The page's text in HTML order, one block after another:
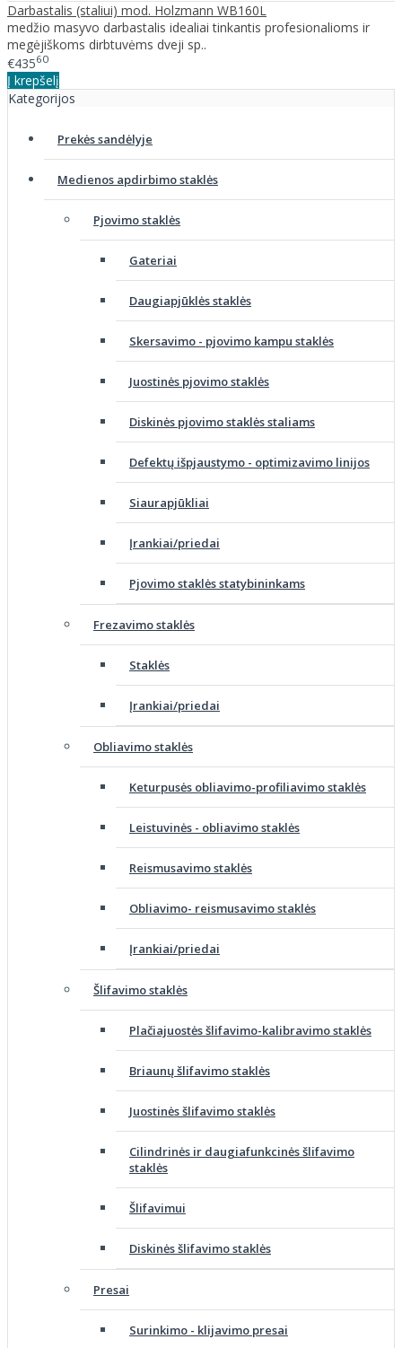
Darbastalis (staliui) mod. Holzmann WB160L
medžio masyvo darbastalis idealiai tinkantis profesionalioms ir
megėjiškoms dirbtuvėms dveji sp..
€43560
Į krepšelį
Kategorijos
Prekės sandėlyje
Medienos apdirbimo staklės
Pjovimo staklės
Gateriai
Daugiapjūklės staklės
Skersavimo - pjovimo kampu staklės
Juostinės pjovimo staklės
Diskinės pjovimo staklės staliams
Defektų išpjaustymo - optimizavimo linijos
Siaurapjūkliai
Įrankiai/priedai
Pjovimo staklės statybininkams
Frezavimo staklės
Staklės
Įrankiai/priedai
Obliavimo staklės
Keturpusės obliavimo-profiliavimo staklės
Leistuvinės - obliavimo staklės
Reismusavimo staklės
Obliavimo- reismusavimo staklės
Įrankiai/priedai
Šlifavimo staklės
Plačiajuostės šlifavimo-kalibravimo staklės
Briaunų šlifavimo staklės
Juostinės šlifavimo staklės
Cilindrinės ir daugiafunkcinės šlifavimo
staklės
Šlifavimui
Diskinės šlifavimo staklės
Presai
Surinkimo - klijavimo presai